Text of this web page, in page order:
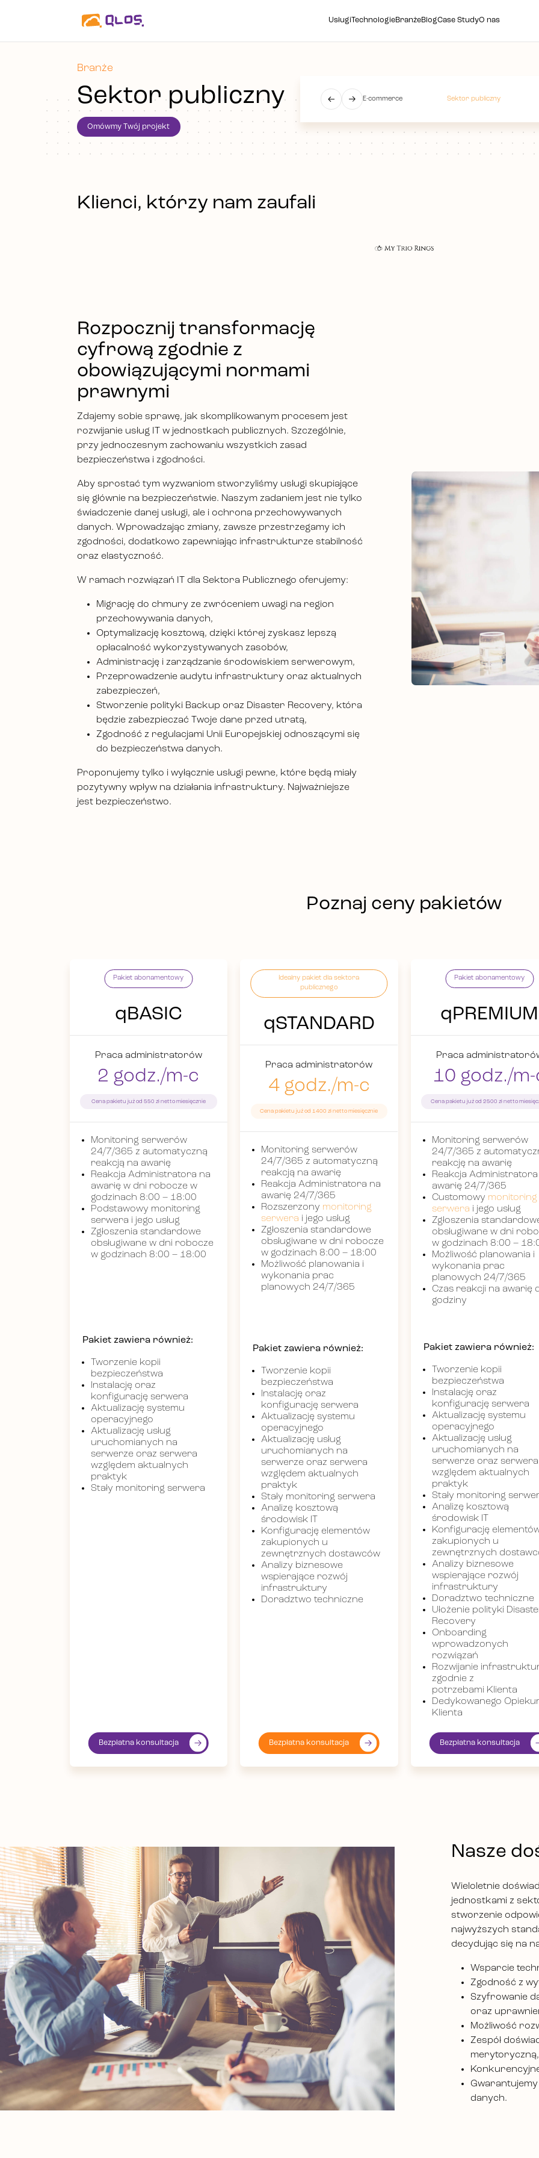
Usługi TechnologieBranżeBlogCase StudyO nas
Branże
Sektor publiczny
Omówmy Twój projekt
E-commerce Sektor publiczny
Klienci, którzy nam zaufali
Rozpocznij transformację
cyfrową zgodnie z
obowiązującymi normami
prawnymi
Zdajemy sobie sprawę, jak skomplikowanym procesem jest
rozwijanie usług IT w jednostkach publicznych. Szczególnie,
przy jednoczesnym zachowaniu wszystkich zasad
bezpieczeństwa i zgodności.
Aby sprostać tym wyzwaniom stworzyliśmy usługi skupiające
się głównie na bezpieczeństwie. Naszym zadaniem jest nie tylko
świadczenie danej usługi, ale i ochrona przechowywanych
danych. Wprowadzając zmiany, zawsze przestrzegamy ich
zgodności, dodatkowo zapewniając infrastrukturze stabilność
oraz elastyczność.
W ramach rozwiązań IT dla Sektora Publicznego oferujemy:
Migrację do chmury ze zwróceniem uwagi na region
przechowywania danych,
Optymalizację kosztową, dzięki której zyskasz lepszą
opłacalność wykorzystywanych zasobów,
Administrację i zarządzanie środowiskiem serwerowym,
Przeprowadzenie audytu infrastruktury oraz aktualnych
zabezpieczeń,
Stworzenie polityki Backup oraz Disaster Recovery, która
będzie zabezpieczać Twoje dane przed utratą,
Zgodność z regulacjami Unii Europejskiej odnoszącymi się
do bezpieczeństwa danych.
Proponujemy tylko i wyłącznie usługi pewne, które będą miały
pozytywny wpływ na działania infrastruktury. Najważniejsze
jest bezpieczeństwo.
Poznaj ceny pakietów
Pakiet abonamentowy
qBASIC
Praca administratorów
2 godz./m-c
Cena pakietu już od 550 zł netto miesięcznie
Monitoring serwerów
24/7/365 z automatyczną
reakcją na awarię
Reakcja Administratora na
awarię w dni robocze w
godzinach 8:00 – 18:00
Podstawowy monitoring
serwera i jego usług
Zgłoszenia standardowe
obsługiwane w dni robocze
w godzinach 8:00 – 18:00
Pakiet zawiera również:
Tworzenie kopii
bezpieczeństwa
Instalację oraz
konfigurację serwera
Aktualizację systemu
operacyjnego
Aktualizację usług
uruchomianych na
serwerze oraz serwera
względem aktualnych
praktyk
Stały monitoring serwera
Bezpłatna konsultacja
Idealny pakiet dla sektora
publicznego
qSTANDARD
Praca administratorów
4 godz./m-c
Cena pakietu już od 1400 zł netto miesięcznie
Monitoring serwerów
24/7/365 z automatyczną
reakcją na awarię
Reakcja Administratora na
awarię 24/7/365
Rozszerzony monitoring
serwera i jego usług
Zgłoszenia standardowe
obsługiwane w dni robocze
w godzinach 8:00 – 18:00
Możliwość planowania i
wykonania prac
planowych 24/7/365
Pakiet zawiera również:
Tworzenie kopii
bezpieczeństwa
Instalację oraz
konfigurację serwera
Aktualizację systemu
operacyjnego
Aktualizację usług
uruchomianych na
serwerze oraz serwera
względem aktualnych
praktyk
Stały monitoring serwera
Analizę kosztową
środowisk IT
Konfigurację elementów
zakupionych u
zewnętrznych dostawców
Analizy biznesowe
wspierające rozwój
infrastruktury
Doradztwo techniczne
Bezpłatna konsultacja
Pakiet abonamentowy
qPREMIUM
Praca
10 godz./m-
Cena pakietu już od 2500 zł netto
Monitoring serwerów
24/7/365 z
reakcję na awarię
Reakcja Administratora
awarię 24/7/365
Customowy monitoring
serwera i jego usług
Zgłoszenia
obsługiwane w dni
w godzinach 8:00 –
Możliwość planowania i
wykonania prac
planowych 24/7/365
Czas reakcji na awarię
godziny
Pakiet zawiera również:
Tworzenie kopii
bezpieczeństwa
Instalację oraz
konfigurację serwera
Aktualizację systemu
operacyjnego
Aktualizację usług
uruchomianych na
serwerze oraz serwera
względem aktualnych
praktyk
Stały monitoring
Analizę kosztową
środowisk IT
Konfigurację
zakupionych u
zewnętrznych
Analizy biznesowe
wspierające rozwój
infrastruktury
Doradztwo techniczne
Ułożenie polityki
Recovery
Onboarding
wprowadzonych
rozwiązań
Rozwijanie
zgodnie z
potrzebami Klienta
Dedykowanego
Klienta
Bezpłatna konsultacja
Nasze
Wieloletnie
jednostkami z
stworzenie
najwyższych
decydując się na
Wsparcie
Zgodność z
Szyfrowanie
oraz
Możliwość
Zespół
merytoryczną,
danych.